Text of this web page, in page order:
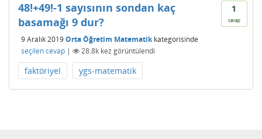
1
cevap
48!+49!-1 sayısının sondan kaç
basamağı 9 dur?
9 Aralık 2019Orta Öğretim Matematikkategorisinde
seçilen cevap | 28.8k kez görüntülendi
faktöriyel ygs-matematik